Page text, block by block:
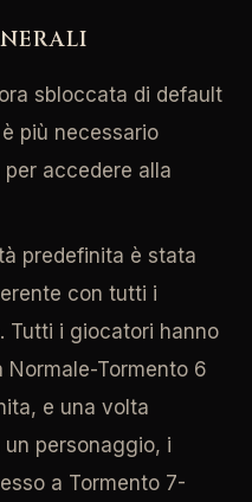
sbloccata di default
più necessario
accedere alla
predefinita è stata
con tutti i
Tutti i giocatori hanno
Tormento 6
e una volta
personaggio, i
a Tormento 7-